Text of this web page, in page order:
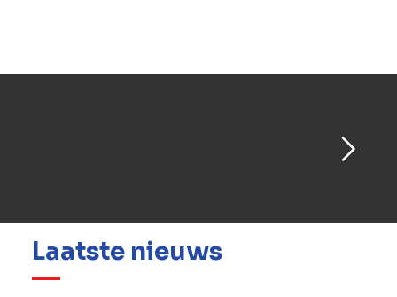
Laatste nieuws